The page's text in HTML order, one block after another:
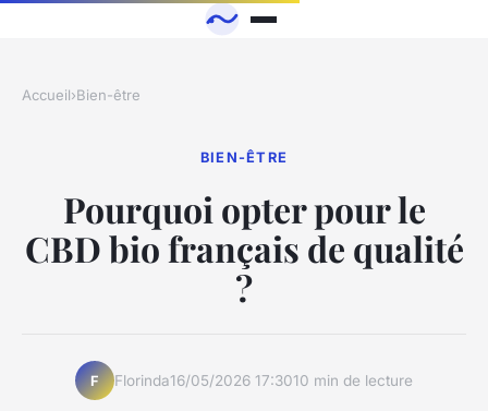
Accueil›Bien-être
BIEN-ÊTRE
Pourquoi opter pour le
CBD bio français de qualité
?
F Florinda16/05/2026 17:3010 min de lecture